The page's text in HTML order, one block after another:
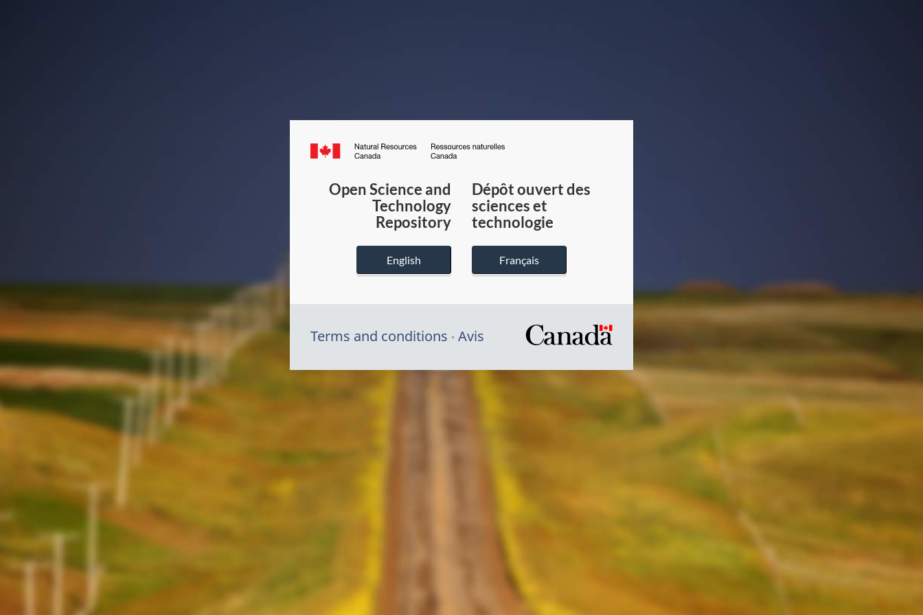
Canada.ca
du
Canada
Open Science and
Technology
Repository
English
Dépôt ouvert des
sciences et
technologie
Français
Terms and conditions Avis
/
Symbole
du
gouvernement
du